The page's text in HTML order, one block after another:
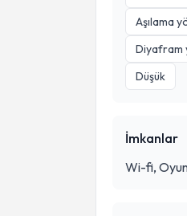
Aşılama
Diyafram
Düşük
İmkanlar
Wi-fi,